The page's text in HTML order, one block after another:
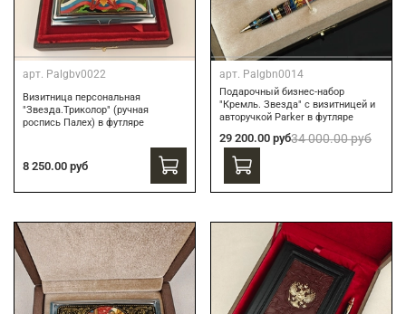
арт. Palgbv0022
Визитница персональная
"Звезда.Триколор" (ручная
роспись Палех) в футляре
8 250.00 руб
арт. Palgbn0014
Подарочный бизнес-набор
"Кремль. Звезда" с визитницей и
авторучкой Parker в футляре
29 200.00 руб34 000.00 руб